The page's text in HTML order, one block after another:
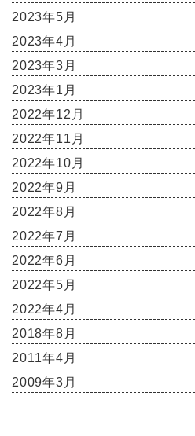
2023年5月
2023年4月
2023年3月
2023年1月
2022年12月
2022年11月
2022年10月
2022年9月
2022年8月
2022年7月
2022年6月
2022年5月
2022年4月
2018年8月
2011年4月
2009年3月